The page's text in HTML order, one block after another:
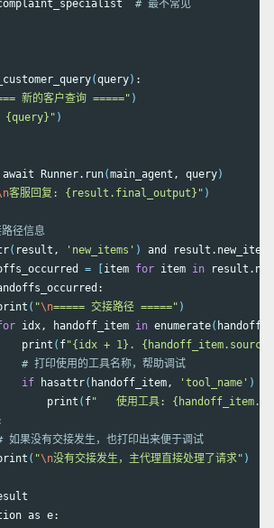
# 最不常见
(query) :
新的客户查询 =====" )
{query}" )
await Runner.run(main_agent, query)
客服回复: {result.final_output}" )
径信息
( result, 'new_items' )
and
= item for item in
( "\n===== 交接路径 =====" )
idx, handoff_item in enumerate(
print
( f"{idx + 1}.
# 打印使用的工具名称，帮助调试
if
hasattr( handoff_item, 'tool_name' )
print
( f"   使用工具:
如果没有交接发生，也打印出来便于调试
( "\n没有交接发生，主代理直接处理了请求" )
as e: